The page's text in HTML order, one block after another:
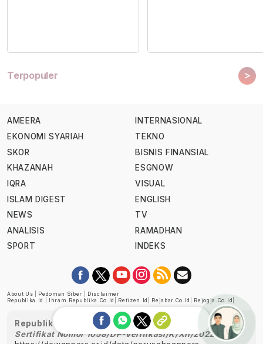
Terpopuler >
AMEERA
EKONOMI SYARIAH
SKOR
KHAZANAH
IQRA
ISLAM DIGEST
NEWS
ANALISIS
SPORT
INTERNASIONAL
TEKNO
BISNIS FINANSIAL
ESGNOW
VISUAL
ENGLISH
TV
RAMADHAN
INDEKS
About Us Pedoman Siber
Disclaimer
Republika.id
Ihram.republika.co.id Retizen.id Rejabar.co.id Rejogja.co.id
Republika telah diverifikasi oleh Dewan Pers
Sertifikat Nomor 1058/DP-Verifikasi/K/XII/2022